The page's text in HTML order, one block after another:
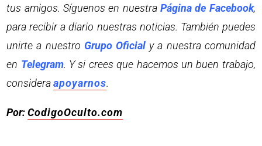
tus amigos. Síguenos en nuestraPágina de Facebook,
para recibir a diario nuestras noticias. También puedes
unirte a nuestro Grupo Oficial y a nuestra comunidad
en Telegram. Y si crees que hacemos un buen trabajo,
consideraapoyarnos.
Por:CodigoOculto.com